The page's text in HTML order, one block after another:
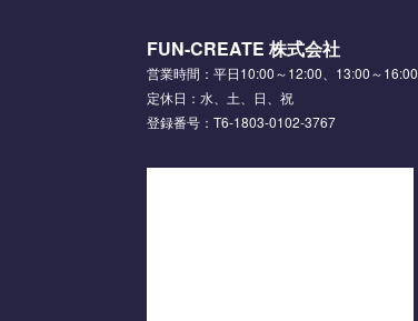
FUN-CREATE 株式会社
営業時間：平日10:00～12:00、13:00～16:00
定休日：水、土、日、祝
登録番号：T6-1803-0102-3767